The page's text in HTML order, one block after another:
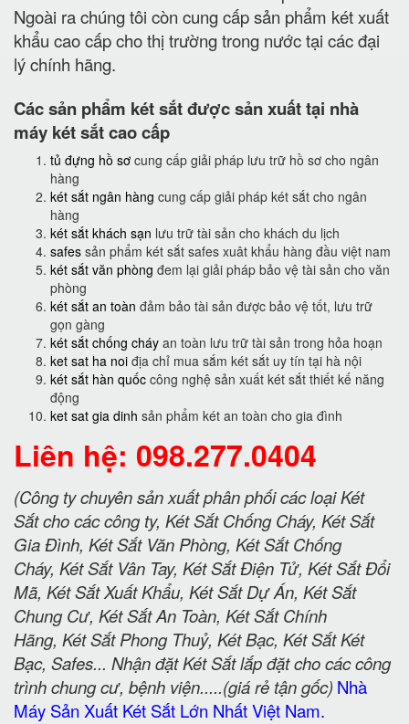
Ngoài ra chúng tôi còn cung cấp sản phẩm két xuất
khẩu cao cấp cho thị trường trong nước tại các đại
lý chính hãng.
Các sản phẩm két sắt được sản xuất tại nhà
máy két sắt cao cấp
tủ đựng hồ sơ cung cấp giải pháp lưu trữ hồ sơ cho ngân
hàng
két sắt ngân hàng cung cấp giải pháp két sắt cho ngân
hàng
két sắt khách sạn lưu trữ tài sản cho khách du lịch
safes sản phẩm két sắt safes xuât khẩu hàng đầu việt nam
két sắt văn phòng đem lại giải pháp bảo vệ tài sản cho văn
phòng
két sắt an toàn đảm bảo tài sản được bảo vệ tốt, lưu trữ
gọn gàng
két sắt chống cháy an toàn lưu trữ tài sản trong hỏa hoạn
ket sat ha noi địa chỉ mua sắm két sắt uy tín tại hà nội
két sắt hàn quốc công nghệ sản xuất két sắt thiết kế năng
động
ket sat gia dinh sản phẩm két an toàn cho gia đình
Liên hệ: 098.277.0404
(Công ty chuyên sản xuất phân phối các loại Két
Sắt cho các công ty, Két Sắt Chống Cháy, Két Sắt
Gia Đình, Két Sắt Văn Phòng, Két Sắt Chống
Cháy, Két Sắt Vân Tay, Két Sắt Điện Tử, Két Sắt Đổi
Mã, Két Sắt Xuất Khẩu, Két Sắt Dự Án, Két Sắt
Chung Cư, Két Sắt An Toàn, Két Sắt Chính
Hãng, Két Sắt Phong Thuỷ, Két Bạc, Két Sắt Két
Bạc, Safes... Nhận đặt Két Sắt lắp đặt cho các công
trình chung cư, bệnh viện.....(giá rẻ tận gốc) Nhà
Máy Sản Xuất Két Sắt Lớn Nhất Việt Nam.